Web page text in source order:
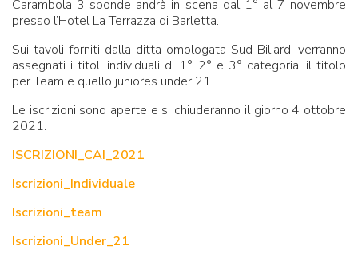
Carambola 3 sponde andrà in scena dal 1° al 7 novembre
presso l’Hotel La Terrazza di Barletta.
Sui tavoli forniti dalla ditta omologata Sud Biliardi verranno
assegnati i titoli individuali di 1°, 2° e 3° categoria, il titolo
per Team e quello juniores under 21.
Le iscrizioni sono aperte e si chiuderanno il giorno 4 ottobre
2021.
ISCRIZIONI_CAI_2021
Iscrizioni_Individuale
Iscrizioni_team
Iscrizioni_Under_21